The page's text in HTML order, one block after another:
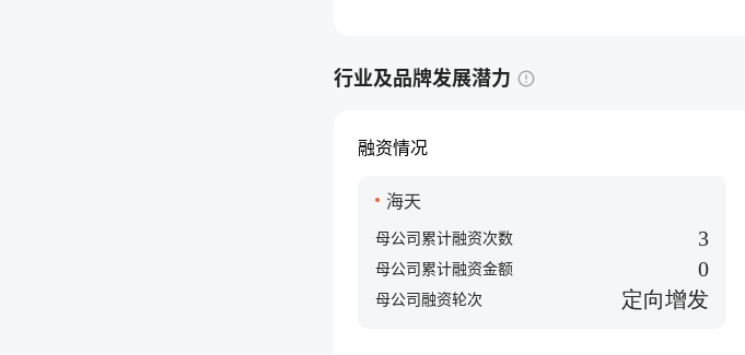
不但畅销于国内市场，还销往
庭感受生活的美满。
行业及品牌发展潜力
融资情况
海天
母公司累计融资次数 3
母公司累计融资金额 0
母公司融资轮次 定向增发